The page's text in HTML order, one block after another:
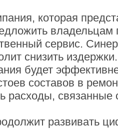
которая
владельцам
сервис.
снизить
будет
составов в
расходы, связанные
развивать